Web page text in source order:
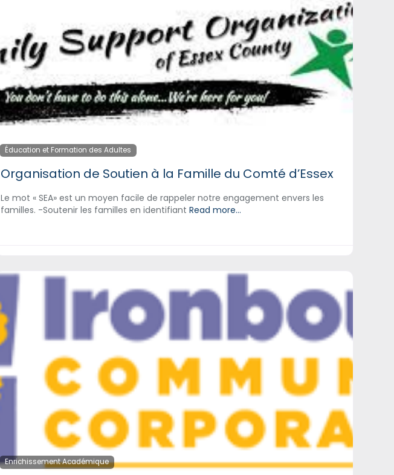
Éducation et Formation des Adultes
Organisation de Soutien à la Famille du Comté d’Essex
Le mot « SEA» est un moyen facile de rappeler notre engagement envers les
familles. -Soutenir les familles en identifiant Read more...
Enrichissement Académique